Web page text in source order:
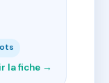
la fiche →